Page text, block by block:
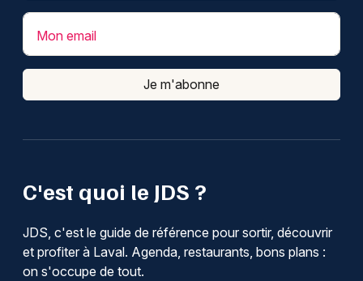
C'est quoi le JDS ?
JDS, c'est le guide de référence pour sortir, découvrir
et profiter à Laval. Agenda, restaurants, bons plans :
on s'occupe de tout.
Mon email
Je m'abonne